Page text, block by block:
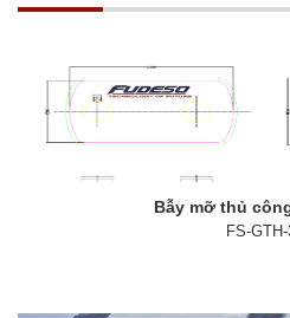
Bẫy mỡ thủ
FS-